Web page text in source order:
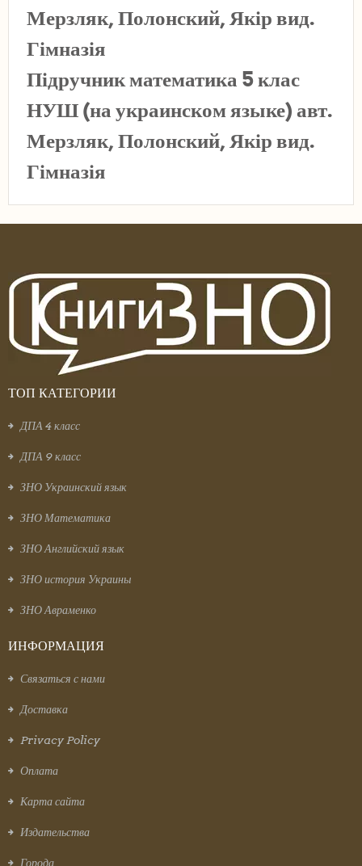
Мерзляк, Полонский, Якір вид.
Гімназія
Підручник математика 5 клас
НУШ (на украинском языке) авт.
Мерзляк, Полонский, Якір вид.
Гімназія
ТОП КАТЕГОРИИ
ДПА 4 класс
ДПА 9 класс
ЗНО Украинский язык
ЗНО Математика
ЗНО Английский язык
ЗНО история Украины
ЗНО Авраменко
ИНФОРМАЦИЯ
Связаться с нами
Доставка
Privacy Policy
Оплата
Карта сайта
Издательства
Города